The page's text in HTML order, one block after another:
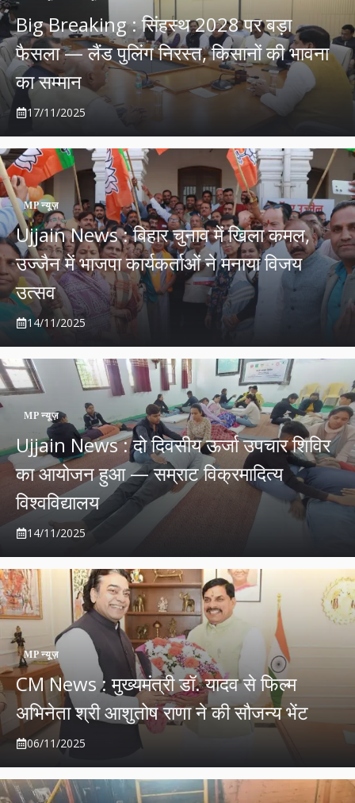
Big Breaking : सिंहस्थ 2028 पर बड़ा
फैसला — लैंड पुलिंग निरस्त, किसानों की भावना
का सम्मान
17/11/2025
MP न्यूज़
Ujjain News : बिहार चुनाव में खिला कमल,
उज्जैन में भाजपा कार्यकर्ताओं ने मनाया विजय
उत्सव
14/11/2025
MP न्यूज़
Ujjain News : दो दिवसीय ऊर्जा उपचार शिविर
का आयोजन हुआ — सम्राट विक्रमादित्य
विश्वविद्यालय
14/11/2025
MP न्यूज़
CM News : मुख्यमंत्री डॉ. यादव से फिल्म
अभिनेता श्री आशुतोष राणा ने की सौजन्य भेंट
06/11/2025